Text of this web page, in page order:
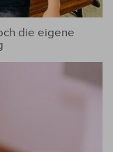
die eigene